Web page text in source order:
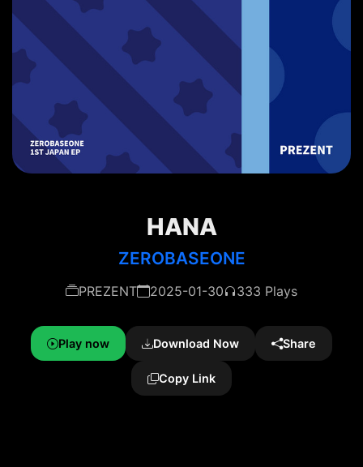
HANA
ZEROBASEONE
PREZENT 2025-01-30 333 Plays
Play now Download Now Share
Copy Link